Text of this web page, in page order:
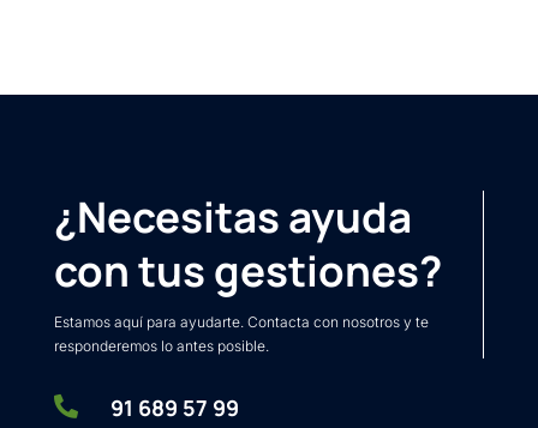
¿Necesitas ayuda
con tus gestiones?
Estamos aquí para ayudarte. Contacta con nosotros y te
responderemos lo antes posible.
 91 689 57 99